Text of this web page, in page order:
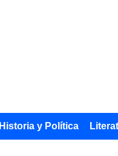
Historia y Política